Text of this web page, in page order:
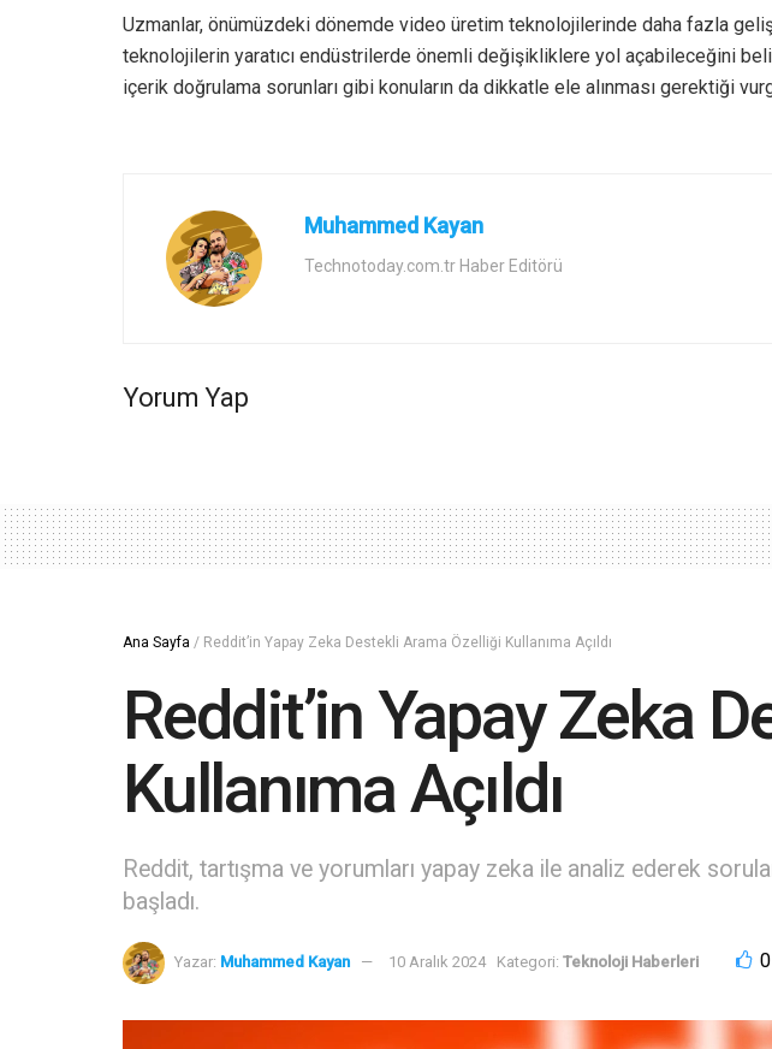
Uzmanlar, önümüzdeki dönemde video üretim teknolojilerinde daha fazla
teknolojilerin yaratıcı endüstrilerde önemli değişikliklere yol açabileceğini
içerik doğrulama sorunları gibi konuların da dikkatle ele alınması gerektiği
Muhammed Kayan
Technotoday.com.tr Haber Editörü
Yorum Yap
Ana Sayfa / Reddit’in Yapay Zeka Destekli Arama Özelliği Kullanıma Açıldı
Reddit’in Yapay Zeka
Kullanıma Açıldı
Reddit, tartışma ve yorumları yapay zeka ile analiz ederek
başladı.
Yazar: Muhammed Kayan 10 Aralık 2024 Kategori: Teknoloji Haberleri 0